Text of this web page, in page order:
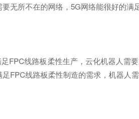
无所不在的网络，5G网络能很好的满
FPC线路板柔性生产，云化机器人需
FPC线路板柔性制造的需求，机器人